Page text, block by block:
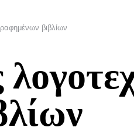
βιβλίων